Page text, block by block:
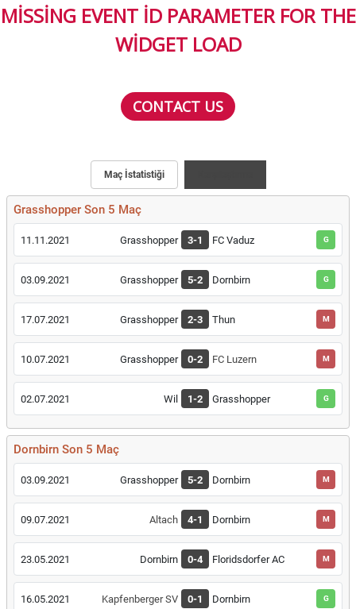
MISSING EVENT ID PARAMETER FOR THE
WIDGET LOAD
CONTACT US
Maç İstatistiği
Grasshopper Son 5 Maç
11.11.2021 Grasshopper 3-1 FC Vaduz G
03.09.2021 Grasshopper 5-2 Dornbirn G
17.07.2021 Grasshopper 2-3 Thun M
10.07.2021 Grasshopper 0-2 FC Luzern M
02.07.2021 Wil 1-2 Grasshopper G
Dornbirn Son 5 Maç
03.09.2021 Grasshopper 5-2 Dornbirn M
09.07.2021 Altach 4-1 Dornbirn M
23.05.2021 Dornbirn 0-4 Floridsdorfer AC M
16.05.2021 Kapfenberger SV 0-1 Dornbirn G